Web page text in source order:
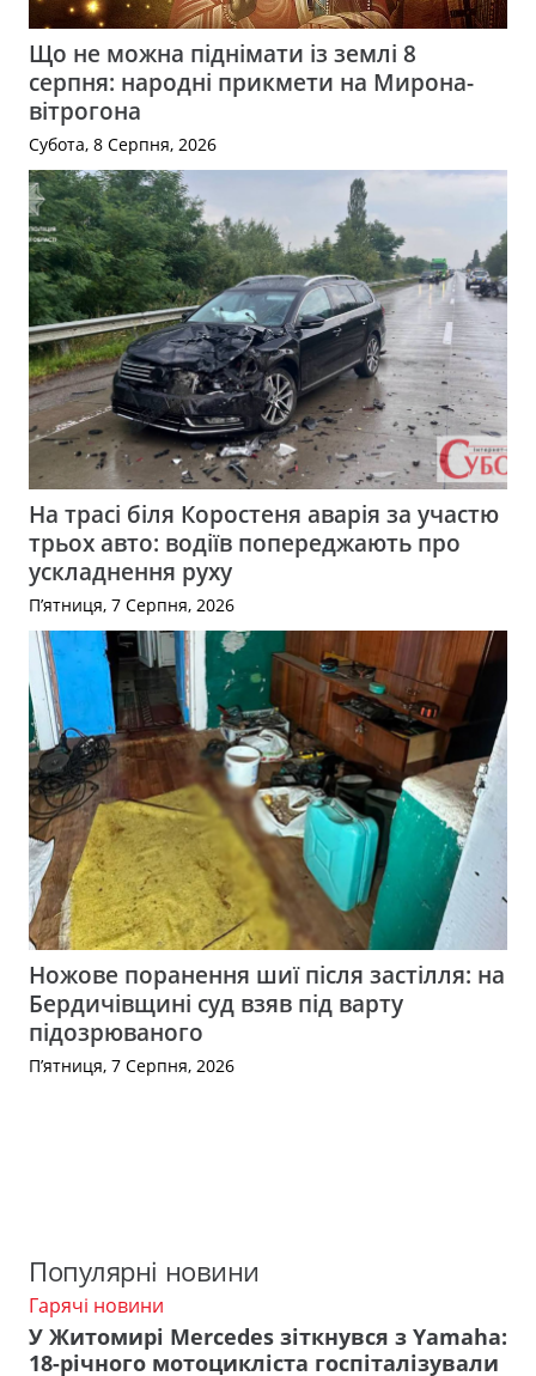
Що не можна піднімати із землі 8
серпня: народні прикмети на Мирона-
вітрогона
Субота, 8 Серпня, 2026
На трасі біля Коростеня аварія за участю
трьох авто: водіїв попереджають про
ускладнення руху
П’ятниця, 7 Серпня, 2026
Ножове поранення шиї після застілля: на
Бердичівщині суд взяв під варту
підозрюваного
П’ятниця, 7 Серпня, 2026
Популярні новини
Гарячі новини
У Житомирі Mercedes зіткнувся з Yamaha:
18-річного мотоцикліста госпіталізували